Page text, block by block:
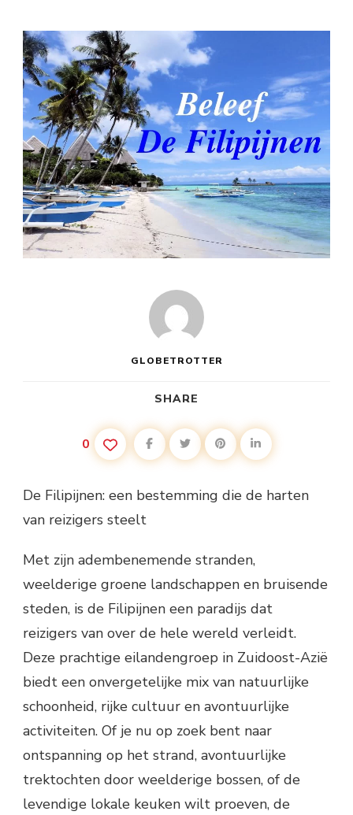
GLOBETROTTER
SHARE
0
De Filipijnen: een bestemming die de harten
van reizigers steelt
Met zijn adembenemende stranden,
weelderige groene landschappen en bruisende
steden, is de Filipijnen een paradijs dat
reizigers van over de hele wereld verleidt.
Deze prachtige eilandengroep in Zuidoost-Azië
biedt een onvergetelijke mix van natuurlijke
schoonheid, rijke cultuur en avontuurlijke
activiteiten. Of je nu op zoek bent naar
ontspanning op het strand, avontuurlijke
trektochten door weelderige bossen, of de
levendige lokale keuken wilt proeven, de